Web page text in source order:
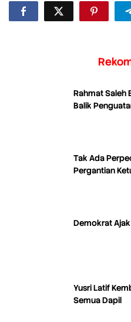
Rahmat Saleh
Balik
Tak Ada
Pergantian
Demokrat
Yusri Latif
Semua Dapil